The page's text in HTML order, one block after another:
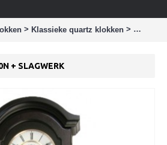
> Klassieke quartz klokken >
+ SLAGWERK